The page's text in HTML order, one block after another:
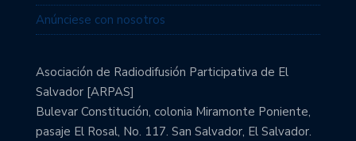
Anúnciese con nosotros
Asociación de Radiodifusión Participativa de El
Salvador [ARPAS]
Bulevar Constitución, colonia Miramonte Poniente,
pasaje El Rosal, No. 117. San Salvador, El Salvador.